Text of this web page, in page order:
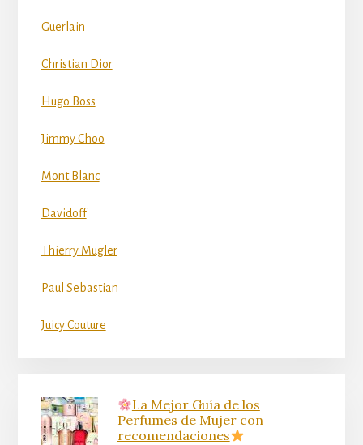
Guerlain
Christian Dior
Hugo Boss
Jimmy Choo
Mont Blanc
Davidoff
Thierry Mugler
Paul Sebastian
Juicy Couture
La Mejor Guía de los
Perfumes de Mujer con
recomendaciones